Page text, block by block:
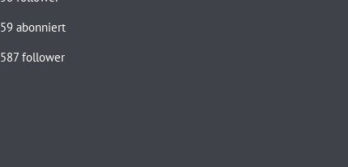
59 abonniert
587 follower